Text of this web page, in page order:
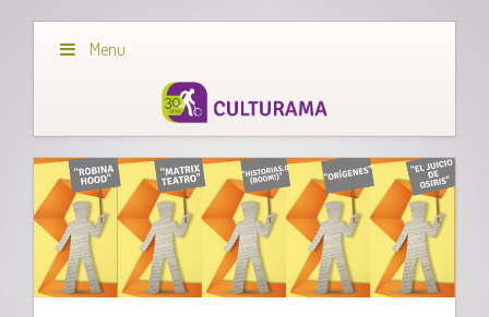
Menu